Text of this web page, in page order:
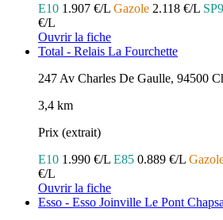
E10 1.907 €/L Gazole 2.118 €/L
€/L
Ouvrir la fiche
Total - Relais La Fourchette
247 Av Charles De Gaulle, 94500
3,4 km
Prix (extrait)
E10 1.990 €/L E85 0.889 €/L
€/L
Ouvrir la fiche
Esso - Esso Joinville Le Pont